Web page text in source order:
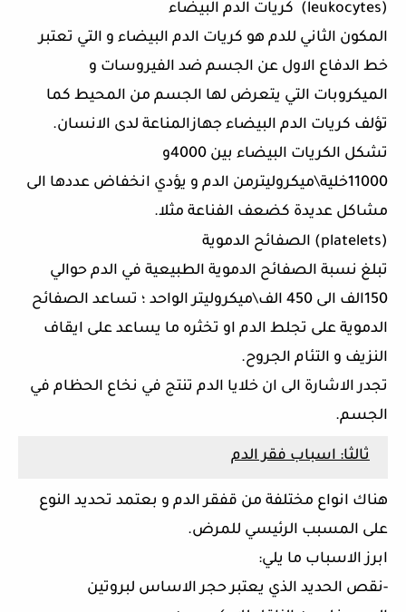
(leukocytes)
كريات الدم البيضاء
المكون الثاني للدم هو كريات الدم البيضاء و التي تعتبر
خط الدفاع الاول عن الجسم ضد الفيروسات و
الميكروبات التي يتعرض لها الجسم من المحيط كما
تؤلف كريات الدم البيضاء جهازالمناعة لدى الانسان.
تشكل الكريات البيضاء بين 4000و
11000خلية\ميكروليترمن الدم و يؤدي انخفاض عددها الى
مشاكل عديدة كضعف الفناعة مثلا.
(platelets)
الصفائح الدموية
تبلغ نسبة الصفائح الدموية الطبيعية في الدم حوالي
150الف الى 450 الف\ميكروليتر الواحد ؛ تساعد الصفائح
الدموية على تجلط الدم او تخثره ما يساعد على ايقاف
النزيف و التئام الجروح.
تجدر الاشارة الى ان خلايا الدم تنتج في نخاع الحظام في
الجسم.
ثالثا: اسباب فقر الدم
هناك انواع مختلفة من قفقر الدم و بعتمد تحديد النوع
على المسبب الرئيسي للمرض.
ابرز الاسباب ما يلي:
-نقص الحديد الذي يعتبر حجر الاساس لبروتين